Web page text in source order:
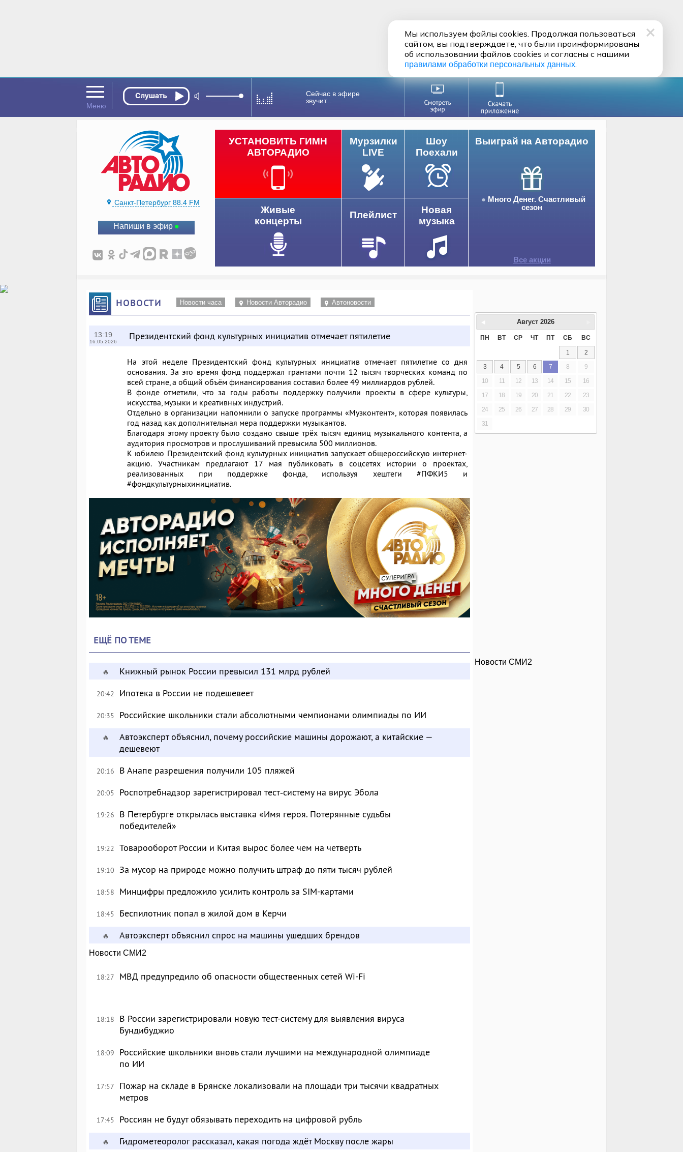
Сейчас в эфире
звучит...
Санкт-Петербург 88.4 FM
Напиши в эфир
Выиграй на Авторадио
Много Денег. Счастливый
сезон
Все акции
УСТАНОВИТЬ ГИМН
АВТОРАДИО
Мурзилки
LIVE
Шоу
Поехали
Живые
концерты
Плейлист
Новая
музыка
НОВОСТИ Новости часа Новости Авторадио Автоновости
13:19
16.05.2026 Президентский фонд культурных инициатив отмечает пятилетие
На этой неделе Президентский фонд культурных инициатив отмечает пятилетие со дня
основания. За это время фонд поддержал грантами почти 12 тысяч творческих команд по
всей стране, а общий объём финансирования составил более 49 миллиардов рублей.
В фонде отметили, что за годы работы поддержку получили проекты в сфере культуры,
искусства, музыки и креативных индустрий.
Отдельно в организации напомнили о запуске программы «Музконтент», которая появилась
год назад как дополнительная мера поддержки музыкантов.
Благодаря этому проекту было создано свыше трёх тысяч единиц музыкального контента, а
аудитория просмотров и прослушиваний превысила 500 миллионов.
К юбилею Президентский фонд культурных инициатив запускает общероссийскую интернет-
акцию. Участникам предлагают 17 мая публиковать в соцсетях истории о проектах,
реализованных при поддержке фонда, используя хештеги #ПФКИ5 и
#фондкультурныхинициатив.
ЕЩЁ ПО ТЕМЕ
🔥 Книжный рынок России превысил 131 млрд рублей
20:42 Ипотека в России не подешевеет
20:35 Российские школьники стали абсолютными чемпионами олимпиады по ИИ
🔥
Автоэксперт объяснил, почему российские машины дорожают, а китайские —
дешевеют
20:16 В Анапе разрешения получили 105 пляжей
20:05 Роспотребнадзор зарегистрировал тест‑систему на вирус Эбола
19:26
В Петербурге открылась выставка «Имя героя. Потерянные судьбы
победителей»
19:22 Товарооборот России и Китая вырос более чем на четверть
19:10 За мусор на природе можно получить штраф до пяти тысяч рублей
18:58 Минцифры предложило усилить контроль за SIM-картами
18:45 Беспилотник попал в жилой дом в Керчи
🔥 Автоэксперт объяснил спрос на машины ушедших брендов
Новости СМИ2
18:27 МВД предупредило об опасности общественных сетей Wi-Fi
18:18
В России зарегистрировали новую тест-систему для выявления вируса
Бундибуджио
18:09
Российские школьники вновь стали лучшими на международной олимпиаде
по ИИ
17:57
Пожар на складе в Брянске локализовали на площади три тысячи квадратных
метров
17:45 Россиян не будут обязывать переходить на цифровой рубль
🔥 Гидрометеоролог рассказал, какая погода ждёт Москву после жары
Август 2026
ПН ВТ СР ЧТ ПТ СБ ВС
1
2
3
4 5 6 7 8
9
10
11 12 13 14 15
16
17
18 19 20 21 22
23
24
25 26 27 28 29
30
31
Новости СМИ2
Мы используем файлы cookies. Продолжая пользоваться
сайтом, вы подтверждаете, что были проинформированы
об использовании файлов cookies и согласны с нашими
правилами обработки персональных данных.